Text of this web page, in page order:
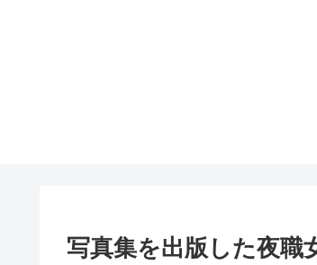
写真集を出版した夜職